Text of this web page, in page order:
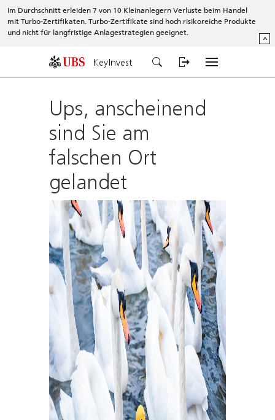
Im Durchschnitt erleiden 7 von 10 Kleinanlegern Verluste beim Handel
mit Turbo-Zertifikaten. Turbo-Zertifikate sind hoch risikoreiche Produkte
und nicht für langfristige Anlagestrategien geeignet.
^
KeyInvest
Ups, anscheinend
sind Sie am
falschen Ort
gelandet